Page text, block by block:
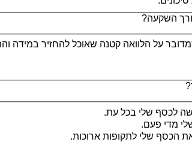
השקעה?
על הלוואה קטנה שאוכל להחזיר במידה
לכסף שלי בכל עת.
מדי פעם.
הכסף שלי לתקופות ארוכות.